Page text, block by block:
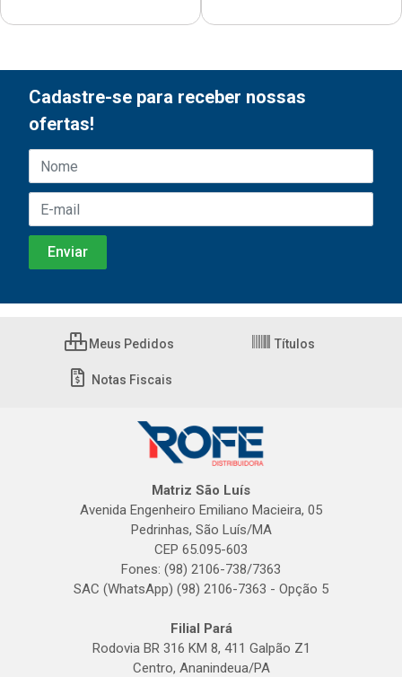
Cadastre-se para receber nossas
ofertas!
Meus Pedidos Títulos
Notas Fiscais
Matriz São Luís
Avenida Engenheiro Emiliano Macieira, 05
Pedrinhas, São Luís/MA
CEP 65.095-603
Fones: (98) 2106-738/7363
SAC (WhatsApp) (98) 2106-7363 - Opção 5
Filial Pará
Rodovia BR 316 KM 8, 411 Galpão Z1
Centro, Ananindeua/PA